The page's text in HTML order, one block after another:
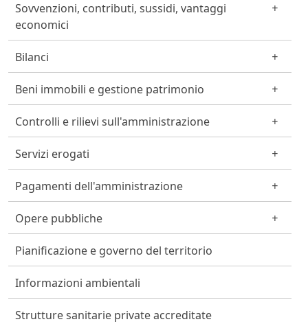
Sovvenzioni, contributi, sussidi, vantaggi
economici
Bilanci
Beni immobili e gestione patrimonio
Controlli e rilievi sull'amministrazione
Servizi erogati
Pagamenti dell'amministrazione
Opere pubbliche
Pianificazione e governo del territorio
Informazioni ambientali
Strutture sanitarie private accreditate